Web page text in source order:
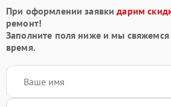
При оформлении заявкидарим
ремонт!
Заполните поля ниже и мы
время.